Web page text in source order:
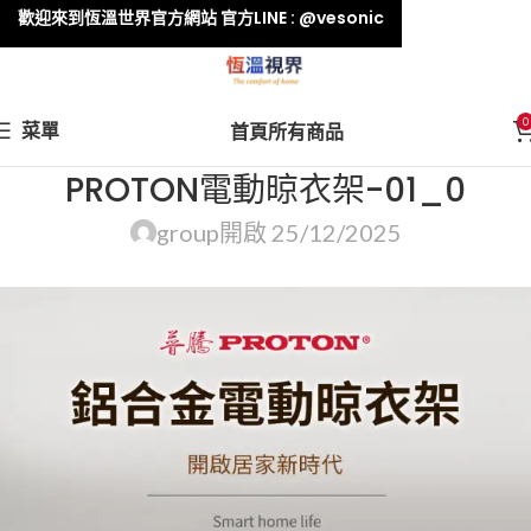
菜單 首頁所有商品 0
PROTON電動晾衣架-01_0
group開啟 25/12/2025
歡迎來到恆溫世界官方網站 官方LINE : @vesonic